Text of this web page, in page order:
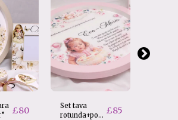
£80
Set tava
rotunda+poza £85